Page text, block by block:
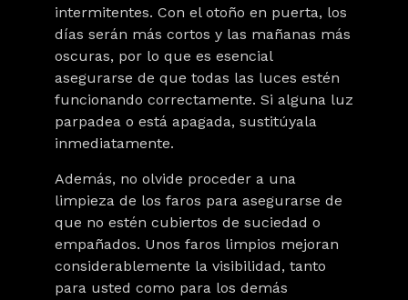
intermitentes. Con el otoño en puerta, los
días serán más cortos y las mañanas más
oscuras, por lo que es esencial
asegurarse de que todas las luces estén
funcionando correctamente. Si alguna luz
parpadea o está apagada, sustitúyala
inmediatamente.
Además, no olvide proceder a una
limpieza de los faros para asegurarse de
que no estén cubiertos de suciedad o
empañados. Unos faros limpios mejoran
considerablemente la visibilidad, tanto
para usted como para los demás